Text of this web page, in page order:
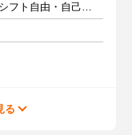
週1日以上 1日3時間以上 シフト自由・自己申告
る